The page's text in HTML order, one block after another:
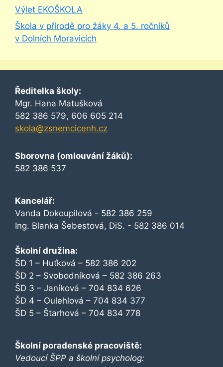
Výlet EKOŠKOLA
Škola v přírodě pro žáky 4. a 5. ročníků
v Dolních Moravicích
Ředitelka školy:
Mgr. Hana Matušková
582 386 579, 606 605 214
skola@zsnemcicenh.cz
Sborovna (omlouvání žáků):
582 386 537
Kancelář:
Vanda Dokoupilová - 582 386 259
Ing. Blanka Šebestová, DiS. - 582 386 014
Školní družina:
ŠD 1 – Huťková – 582 386 202
ŠD 2 – Svobodníková – 582 386 263
ŠD 3 – Janíková – 704 834 626
ŠD 4 – Oulehlová – 704 834 377
ŠD 5 – Štarhová – 704 834 778
Školní poradenské pracoviště:
Vedoucí ŠPP a školní psycholog: